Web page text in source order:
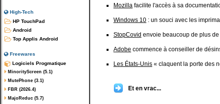
High-Tech
HP TouchPad
Android
Top Applis Android
Freewares
Logiciels Progmatique
MinorityScreen (5.1)
MutePhone (3.1)
FBR (2026.4)
MajoReduc (5.7)
Mozilla facilite l'accès à sa
Windows 10 : un souci avec les
StopCovid envoie beaucoup de plus
Adobe commence à conseiller de
Les États-Unis « claquent la porte des
Et en vrac...